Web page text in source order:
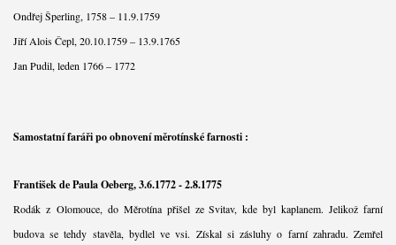
Ondřej Šperling, 1758 – 11.9.1759
Jiří Alois Čepl, 20.10.1759 – 13.9.1765
Jan Pudil, leden 1766 – 1772
Samostatní faráři po obnovení měrotínské farnosti :
František de Paula Oeberg, 3.6.1772 - 2.8.1775
Rodák z Olomouce, do Měrotína přišel ze Svitav, kde byl kaplanem. Jelikož farní
budova se tehdy stavěla, bydlel ve vsi. Získal si zásluhy o farní zahradu. Zemřel